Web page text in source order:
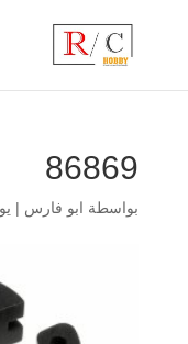
86869
بواسطة ابو فارس |